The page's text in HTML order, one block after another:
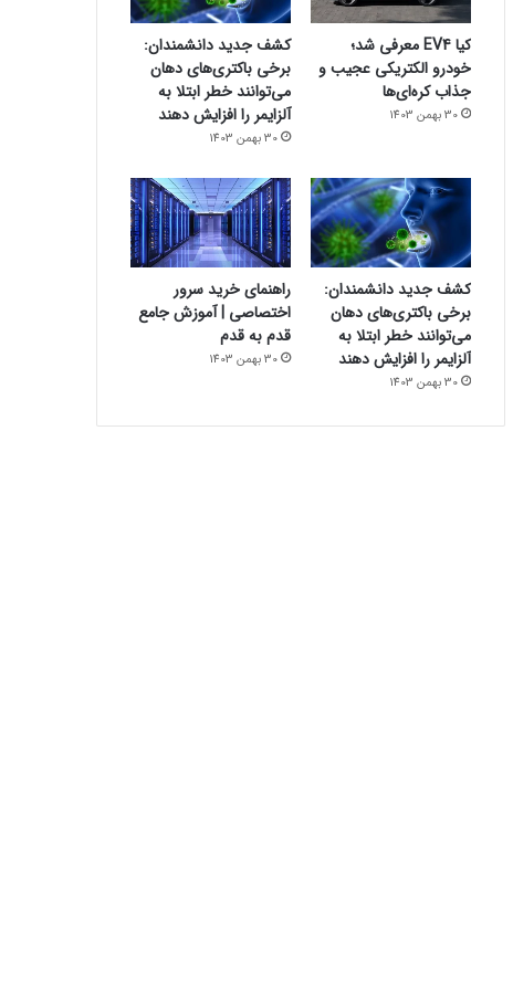
کیا EV4 معرفی شد؛
خودرو الکتریکی عجیب و
جذاب کره‌ای‌ها
30 بهمن 1403
کشف جدید دانشمندان:
برخی باکتری‌های دهان
می‌توانند خطر ابتلا به
آلزایمر را افزایش دهند
30 بهمن 1403
کشف جدید دانشمندان:
برخی باکتری‌های دهان
می‌توانند خطر ابتلا به
آلزایمر را افزایش دهند
30 بهمن 1403
راهنمای خرید سرور
اختصاصی | آموزش جامع
قدم به قدم
30 بهمن 1403